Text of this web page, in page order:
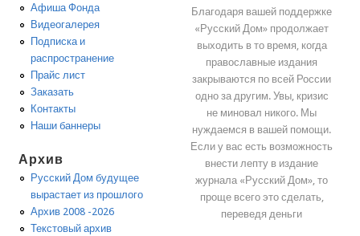
Афиша Фонда
Видеогалерея
Подписка и
распространение
Прайс лист
Заказать
Контакты
Наши баннеры
Архив
Русский Дом будущее
вырастает из прошлого
Архив 2008 -2026
Текстовый архив
Благодаря вашей поддержке
«Русский Дом» продолжает
выходить в то время, когда
православные издания
закрываются по всей России
одно за другим. Увы, кризис
не миновал никого. Мы
нуждаемся в вашей помощи.
Если у вас есть возможность
внести лепту в издание
журнала «Русский Дом», то
проще всего это сделать,
переведя деньги